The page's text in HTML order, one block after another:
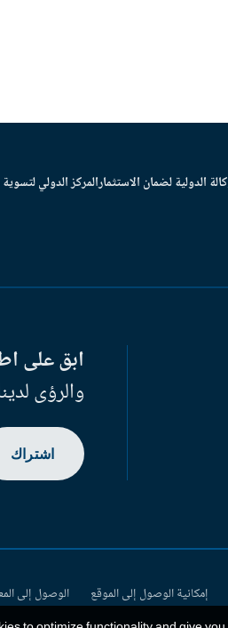
الدولية لضمان الاستثمارالمركز الدولي
ابق على
والرؤى
اشتراك
إمكانية الوصول إلى الموقع الوصول إلى